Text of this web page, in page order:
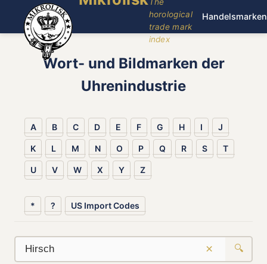
horological
trade mark
index
Handelsmarken
Wort- und Bildmarken der
Uhrenindustrie
A B C D E F G H I J
K L M N O P Q R S T
U V W X Y Z
* ? US Import Codes
× 🔍